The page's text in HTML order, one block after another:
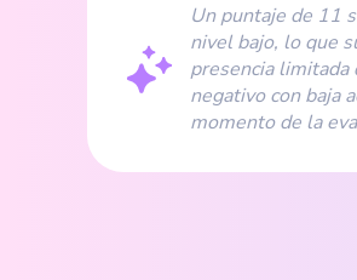
Un puntaje de 11
nivel bajo, lo que
presencia limitada
negativo con baja
momento de la